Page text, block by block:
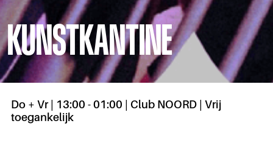
KUNSTKANTINE
Do + Vr | 13:00 - 01:00 | Club NOORD | Vrij
toegankelijk